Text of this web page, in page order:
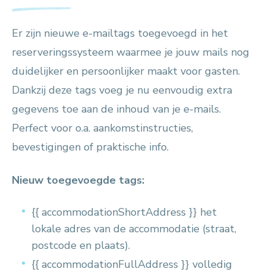
Er zijn nieuwe e-mailtags toegevoegd in het
reserveringssysteem waarmee je jouw mails nog
duidelijker en persoonlijker maakt voor gasten.
Dankzij deze tags voeg je nu eenvoudig extra
gegevens toe aan de inhoud van je e-mails.
Perfect voor o.a. aankomstinstructies,
bevestigingen of praktische info.
Nieuw toegevoegde tags:
{{ accommodationShortAddress }} het
lokale adres van de accommodatie (straat,
postcode en plaats).
{{ accommodationFullAddress }} volledig